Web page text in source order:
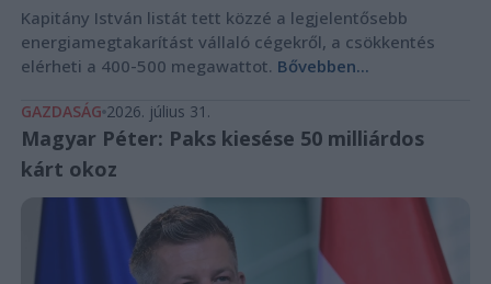
Kapitány István listát tett közzé a legjelentősebb
energiamegtakarítást vállaló cégekről, a csökkentés
elérheti a 400-500 megawattot. Bővebben...
GAZDASÁG 2026. július 31.
Magyar Péter: Paks kiesése 50 milliárdos
kárt okoz